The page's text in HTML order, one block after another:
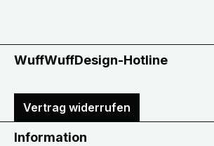
WuffWuffDesign-Hotline
Vertrag widerrufen
Information